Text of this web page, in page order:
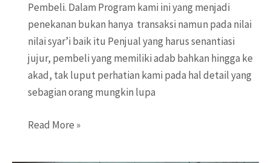
Pembeli. Dalam Program kami ini yang menjadi
penekanan bukan hanya transaksi namun pada nilai
nilai syar’i baik itu Penjual yang harus senantiasi
jujur, pembeli yang memiliki adab bahkan hingga ke
akad, tak luput perhatian kami pada hal detail yang
sebagian orang mungkin lupa
Pasar
Read More »